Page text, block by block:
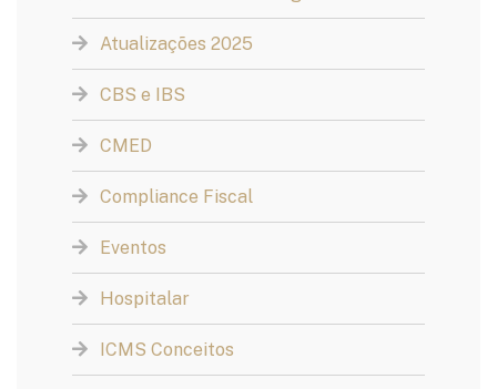
Atualizações 2025
CBS e IBS
CMED
Compliance Fiscal
Eventos
Hospitalar
ICMS Conceitos